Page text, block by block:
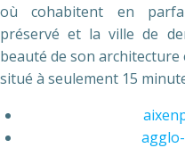
où cohabitent en
préservé et la ville de
beauté de son architecture
situé à seulement 15